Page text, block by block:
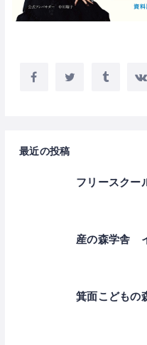
最近の投稿
フリースク
産の森学舎
箕面こども